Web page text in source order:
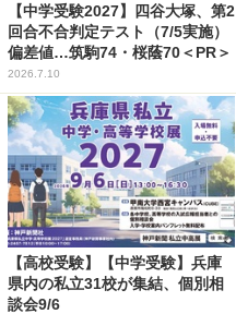
【中学受験2027】四谷大塚、第2
回合不合判定テスト（7/5実施）
偏差値…筑駒74・桜蔭70＜PR＞
2026.7.10
【高校受験】【中学受験】兵庫
県内の私立31校が集結、個別相
談会9/6